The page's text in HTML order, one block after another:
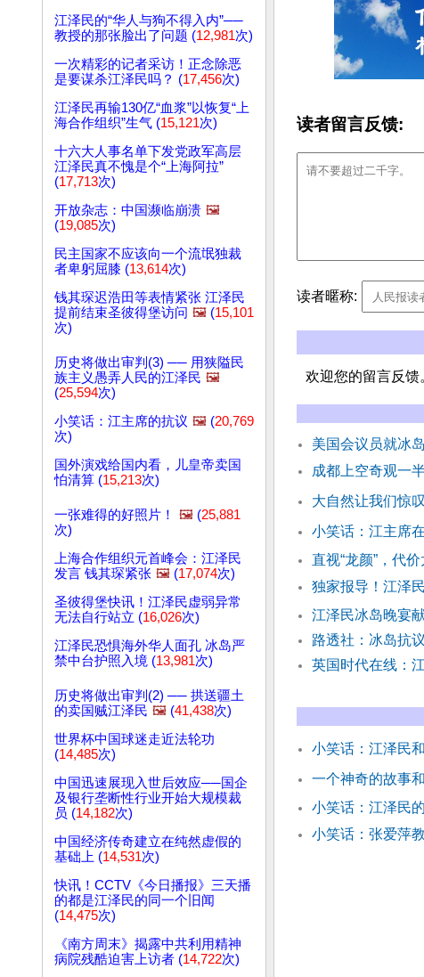
江泽民的“华人与狗不得入内”──
教授的那张脸出了问题 (12,981次)
一次精彩的记者采访！正念除恶
是要谋杀江泽民吗？ (17,456次)
江泽民再输130亿“血浆”以恢复“上
海合作组织”生气 (15,121次)
十六大人事名单下发党政军高层
江泽民真不愧是个“上海阿拉”
(17,713次)
开放杂志：中国濒临崩溃 🖼️
(19,085次)
民主国家不应该向一个流氓独裁
者卑躬屈膝 (13,614次)
钱其琛迟浩田等表情紧张 江泽民
提前结束圣彼得堡访问 🖼️ (15,101
次)
历史将做出审判(3) ── 用狭隘民
族主义愚弄人民的江泽民 🖼️
(25,594次)
小笑话：江主席的抗议 🖼️ (20,769
次)
国外演戏给国内看，儿皇帝卖国
怕清算 (15,213次)
一张难得的好照片！ 🖼️ (25,881
次)
上海合作组织元首峰会：江泽民
发言 钱其琛紧张 🖼️ (17,074次)
圣彼得堡快讯！江泽民虚弱异常
无法自行站立 (16,026次)
江泽民恐惧海外华人面孔 冰岛严
禁中台护照入境 (13,981次)
历史将做出审判(2) ── 拱送疆土
的卖国贼江泽民 🖼️ (41,438次)
世界杯中国球迷走近法轮功
(14,485次)
中国迅速展现入世后效应──国企
及银行垄断性行业开始大规模裁
员 (14,182次)
中国经济传奇建立在纯然虚假的
基础上 (14,531次)
快讯！CCTV《今日播报》三天播
的都是江泽民的同一个旧闻
(14,475次)
《南方周末》揭露中共利用精神
病院残酷迫害上访者 (14,722次)
读者留言反馈:
读者暱称:
欢迎您的留言反馈
美国会议员就冰
成都上空奇观一
大自然让我们惊
小笑话：江主席
直视“龙颜”，代
独家报导！江泽
江泽民冰岛晚宴
路透社：冰岛抗
英国时代在线：
小笑话：江泽民
一个神奇的故事
小笑话：江泽民
小笑话：张爱萍